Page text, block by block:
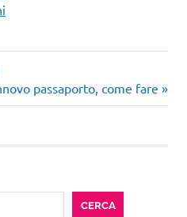
passaporto, come fare
CERCA